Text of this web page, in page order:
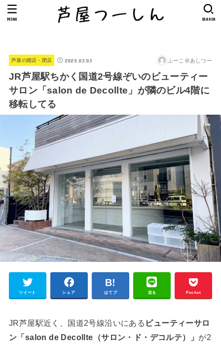
SEARCH
MENU
芦屋の開店・閉店 2025.03.03 ふーこ＠あしつー
JR芦屋駅ちかく国道2号線ぞいのビューティー
サロン「salon de Decollte」が隣のビル4階に
移転してる
ツイート シェア はてブ 送る Pocket
JR芦屋駅近く、国道2号線沿いにある ビューティーサロ
ン「salon de Decollte（サロン・ド・デコルテ）」 が2